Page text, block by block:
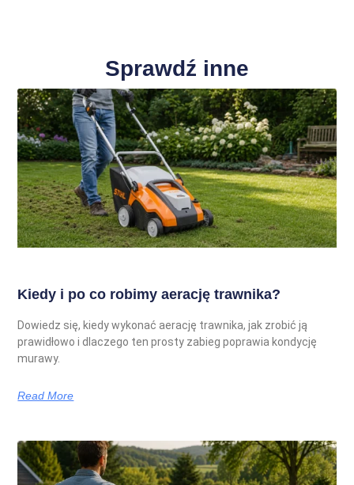
Sprawdź inne
Kiedy i po co robimy aerację trawnika?
Dowiedz się, kiedy wykonać aerację trawnika, jak zrobić ją
prawidłowo i dlaczego ten prosty zabieg poprawia kondycję
murawy.
Read More